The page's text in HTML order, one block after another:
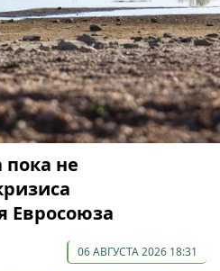
пока не
Евросоюза
06 АВГУСТА 2026 18:31